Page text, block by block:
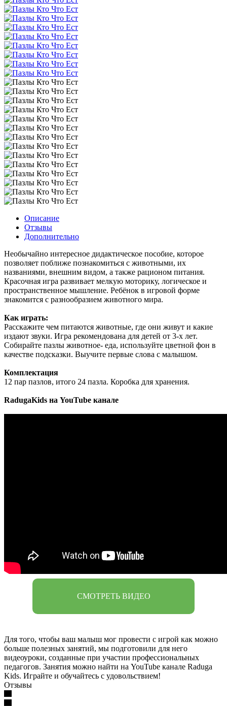
Описание
Отзывы
Дополнительно
Необычайно интересное дидактическое пособие, которое
позволяет поближе познакомиться с животными, их
названиями, внешним видом, а также рационом питания.
Красочная игра развивает мелкую моторику, логическое и
пространственное мышление. Ребёнок в игровой форме
знакомится с разнообразием животного мира.
Как играть:
Расскажите чем питаются животные, где они живут и какие
издают звуки. Игра рекомендована для детей от 3-х лет.
Собирайте пазлы животное- еда, используйте цветной фон в
качестве подсказки. Выучите первые слова с малышом.
Комплектация
12 пар пазлов, итого 24 пазла. Коробка для хранения.
RadugaKids на YouTube канале
СМОТРЕТЬ ВИДЕО
Для того, чтобы ваш малыш мог провести с игрой как можно
больше полезных занятий, мы подготовили для него
видеоуроки, созданные при участии профессиональных
педагогов. Занятия можно найти на YouTube канале Raduga
Kids. Играйте и обучайтесь с удовольствием!
Отзывы